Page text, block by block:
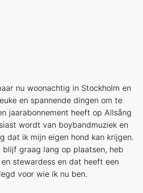
nu woonachtig in Stockholm en
en spannende dingen om te
jaarabonnement heeft op Allsång
wordt van boybandmuziek en
dat ik mijn eigen hond kan krijgen.
blijf graag lang op plaatsen, heb
stewardess en dat heeft een
voor wie ik nu ben.